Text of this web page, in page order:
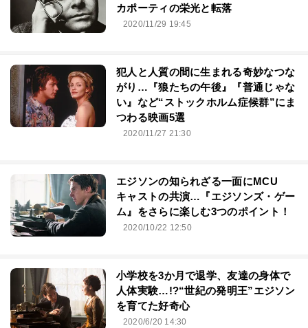
カポーティの栄光と転落
2020/11/29 19:45
犯人と人質の間に生まれる奇妙なつな
がり…『狼たちの午後』『普通じゃな
い』など“ストックホルム症候群”にま
つわる映画5選
2020/11/27 21:30
エジソンの知られざる一面にMCU
キャストの共演…『エジソンズ・ゲー
ム』をさらに楽しむ3つのポイント！
2020/10/22 12:50
小学校を3か月で退学、友達の身体で
人体実験…!?“世紀の発明王”エジソン
を育てた好奇心
2020/6/20 14:30